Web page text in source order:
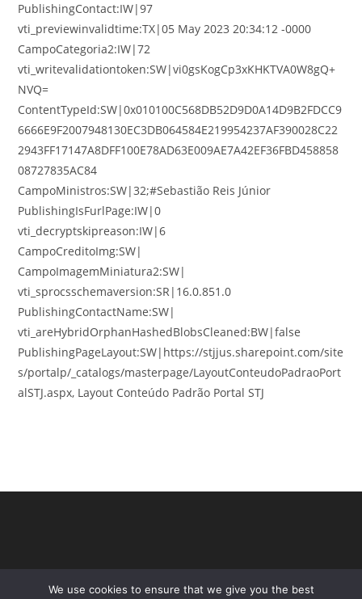
PublishingContact:IW|97
vti_previewinvalidtime:TX|05 May 2023 20:34:12 -0000
CampoCategoria2:IW|72
vti_writevalidationtoken:SW|vi0gsKogCp3xKHKTVA0W8gQ+
NVQ=
ContentTypeId:SW|0x010100C568DB52D9D0A14D9B2FDCC9
6666E9F2007948130EC3DB064584E219954237AF390028C22
2943FF17147A8DFF100E78AD63E009AE7A42EF36FBD458858
08727835AC84
CampoMinistros:SW|32;#Sebastião Reis Júnior
PublishingIsFurlPage:IW|0
vti_decryptskipreason:IW|6
CampoCreditoImg:SW|
CampoImagemMiniatura2:SW|
vti_sprocsschemaversion:SR|16.0.851.0
PublishingContactName:SW|
vti_areHybridOrphanHashedBlobsCleaned:BW|false
PublishingPageLayout:SW|https://stjjus.sharepoint.com/site
s/portalp/_catalogs/masterpage/LayoutConteudoPadraoPort
alSTJ.aspx, Layout Conteúdo Padrão Portal STJ
We use cookies to ensure that we give you the best